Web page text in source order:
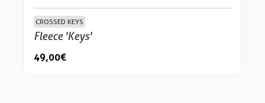
CROSSED KEYS
Fleece 'Keys'
49,00 €